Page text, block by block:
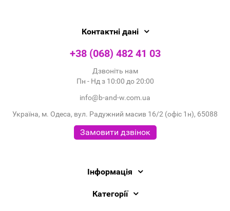
Контактні дані
+38 (068) 482 41 03
Дзвоніть нам
Пн - Нд з 10:00 до 20:00
info@b-and-w.com.ua
Україна, м. Одеса, вул. Радужний масив 16/2 (офіс 1н), 65088
Замовити дзвінок
Інформація
Категорії